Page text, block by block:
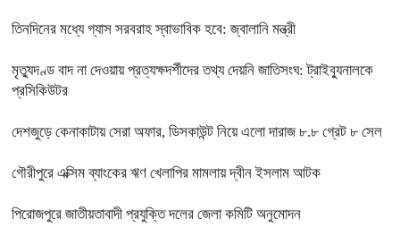
তিনদিনের মধ্যে গ্যাস সরবরাহ স্বাভাবিক হবে: জ্বালানি মন্ত্রী
মৃত্যুদণ্ড বাদ না দেওয়ায় প্রত্যক্ষদর্শীদের তথ্য দেয়নি জাতিসংঘ: ট্রাইব্যুনালকে
প্রসিকিউটর
দেশজুড়ে কেনাকাটায় সেরা অফার, ডিসকাউন্ট নিয়ে এলো দারাজ ৮.৮ গ্রেট ৮ সেল
গৌরীপুরে এক্সিম ব্যাংকের ঋণ খেলাপির মামলায় দ্বীন ইসলাম আটক
পিরোজপুরে জাতীয়তাবাদী প্রযুক্তি দলের জেলা কমিটি অনুমোদন